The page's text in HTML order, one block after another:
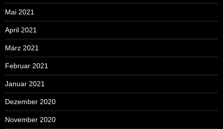
Mai 2021
April 2021
März 2021
Februar 2021
Januar 2021
Dezember 2020
November 2020